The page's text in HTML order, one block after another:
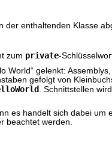
enthaltenden Klasse
zum private-
World“ gelenkt:
gefolgt von
. Schnittstellen
es handelt sich dabei
beachtet werden.